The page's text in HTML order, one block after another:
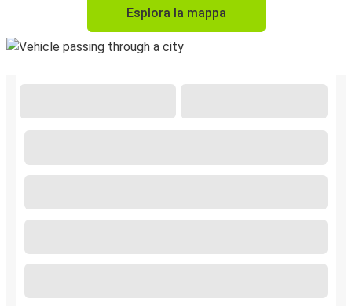
Esplora la mappa